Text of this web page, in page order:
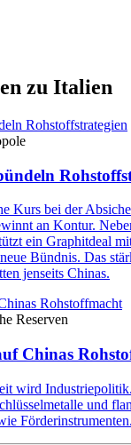
zu Italien
Kurs bei der
an Kontur.
ein Graphitdeal
Bündnis. Das
jenseits Chinas.
Reserven
Chinas
wird
und
Förderinstrumenten.